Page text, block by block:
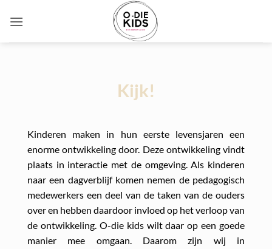
naar
Kijk!
Kinderen maken in hun eerste levensjaren een
enorme ontwikkeling door. Deze ontwikkeling vindt
plaats in interactie met de omgeving. Als kinderen
naar een dagverblijf komen nemen de pedagogisch
medewerkers een deel van de taken van de ouders
over en hebben daardoor invloed op het verloop van
de ontwikkeling. O-die kids wilt daar op een goede
manier mee omgaan. Daarom zijn wij in